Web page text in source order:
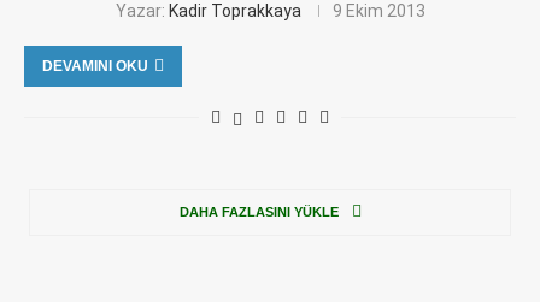
Yazar: Kadir Toprakkaya 9 Ekim 2013
DEVAMINI OKU
DAHA FAZLASINI YÜKLE